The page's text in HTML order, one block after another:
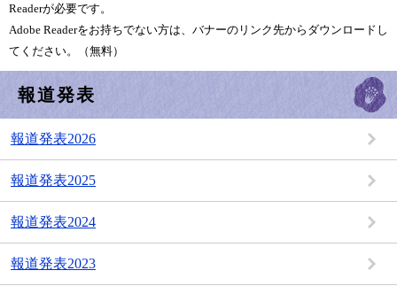
Readerが必要です。
Adobe Readerをお持ちでない方は、バナーのリンク先からダウンロードし
てください。（無料）
報道発表
報道発表2026
報道発表2025
報道発表2024
報道発表2023